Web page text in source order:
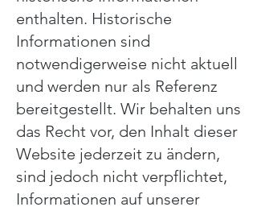
enthalten. Historische
Informationen sind
notwendigerweise nicht aktuell
und werden nur als Referenz
bereitgestellt. Wir behalten uns
das Recht vor, den Inhalt dieser
Website jederzeit zu ändern,
sind jedoch nicht verpflichtet,
Informationen auf unserer